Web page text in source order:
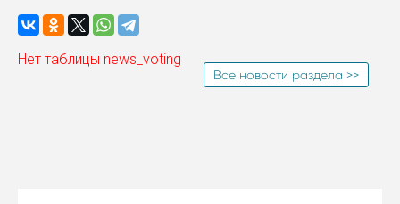
Нет таблицы news_voting
Все новости раздела >>